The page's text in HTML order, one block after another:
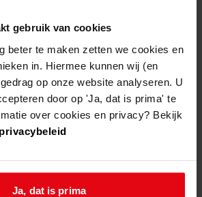
gebruik van cookies
beter te maken zetten we cookies en
in. Hiermee kunnen wij (en
op onze website analyseren. U
door op 'Ja, dat is prima' te
over cookies en privacy? Bekijk
privacybeleid
Ja, dat is prima
trouwen en begraven
(tot begin 1795) werden
huwelijken wettelijk
lieten hun huwelijk
stedelijke rechtbank in
op trouwen en begraven werd
geregistreerd, van